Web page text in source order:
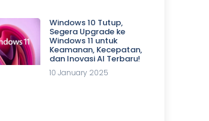
Windows 10 Tutup,
Segera Upgrade ke
Windows 11 untuk
Keamanan, Kecepatan,
dan Inovasi AI Terbaru!
10 January 2025